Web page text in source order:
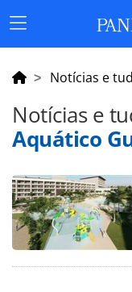
Menu
Principal
Notícias e
Notícias e
Aquático